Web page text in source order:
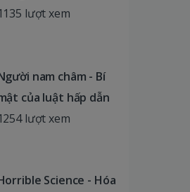
lượt xem
nam châm - Bí
của luật hấp dẫn
lượt xem
Science - Hóa